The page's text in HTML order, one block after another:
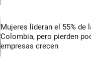
Mujeres lideran el 55% de
Colombia, pero pierden
empresas crecen